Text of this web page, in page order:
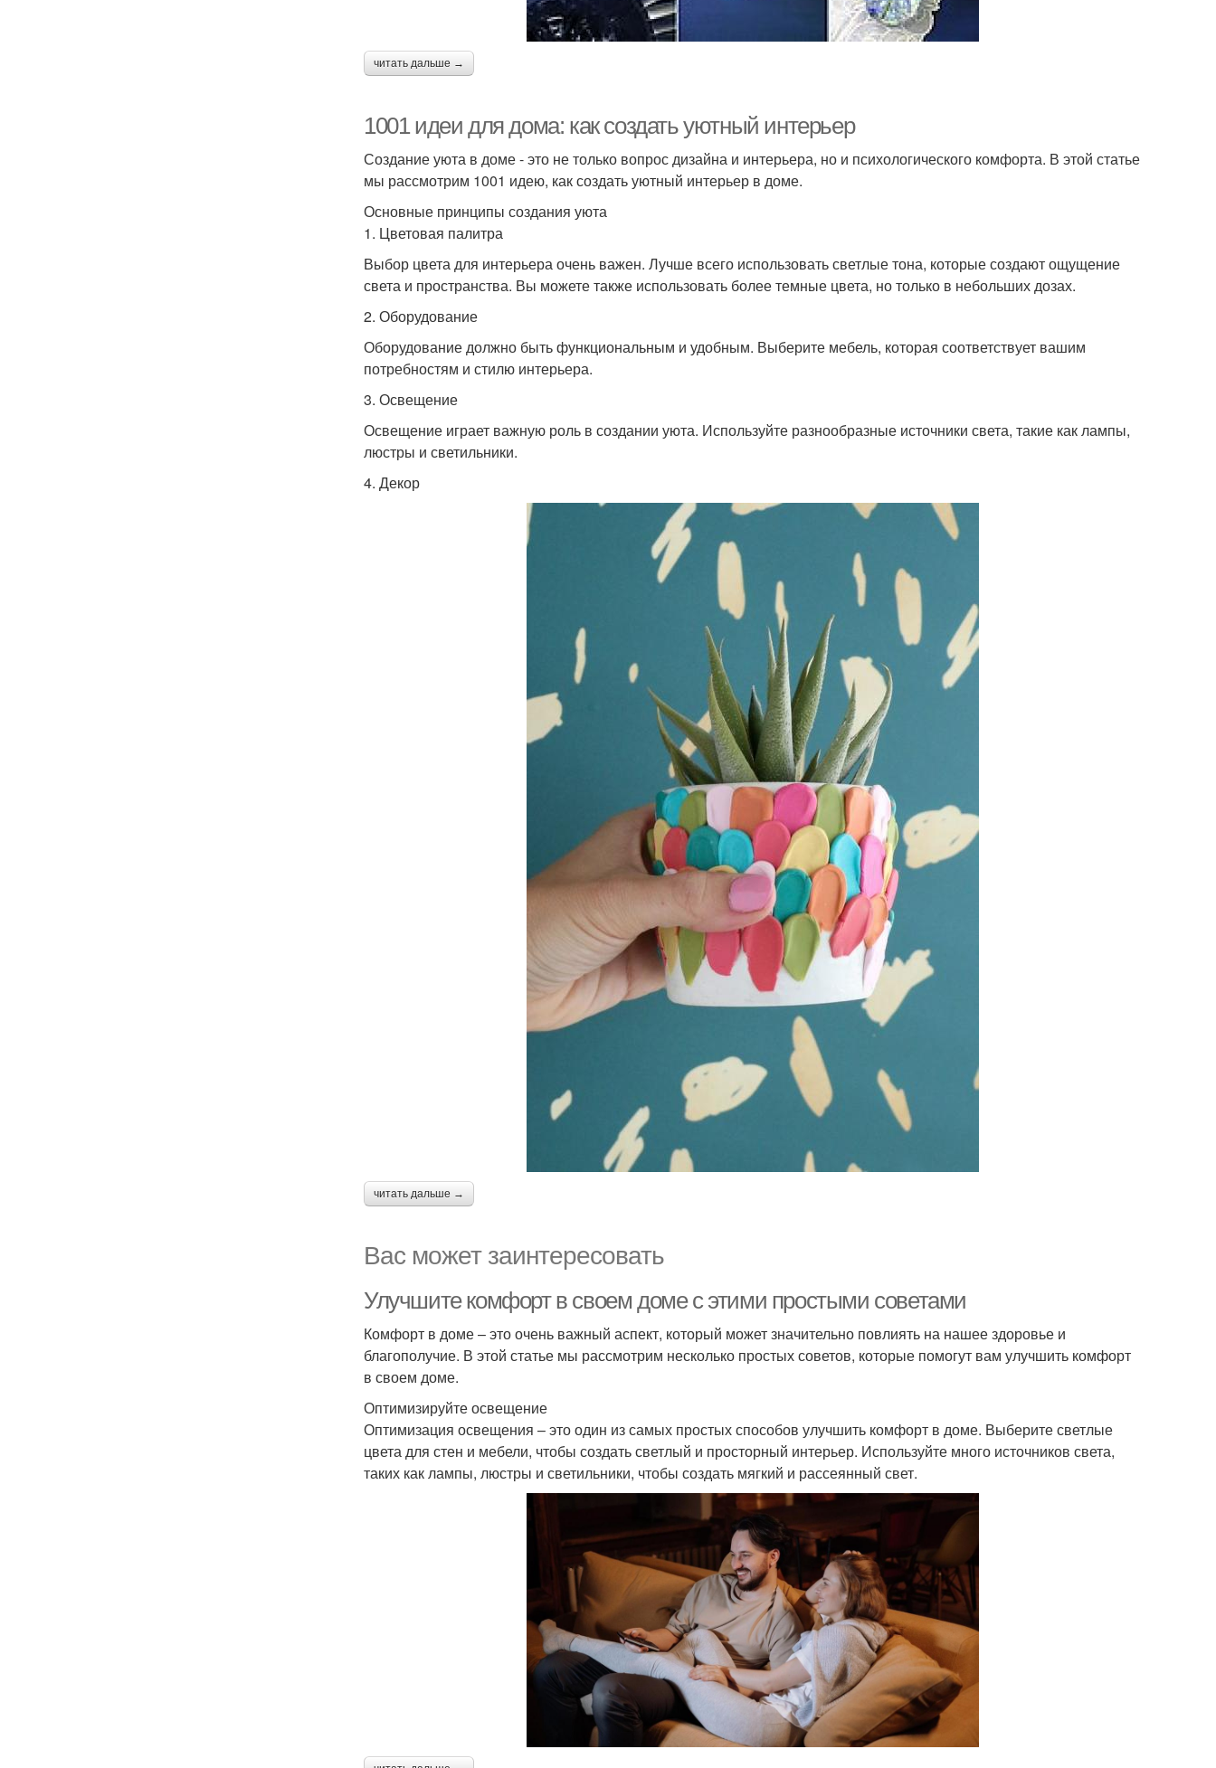
читать дальше →
1001 идеи для дома: как создать уютный интерьер
Создание уюта в доме - это не только вопрос дизайна и интерьера, но и психологического комфорта. В этой статье
мы рассмотрим 1001 идею, как создать уютный интерьер в доме.
Основные принципы создания уюта
1. Цветовая палитра
Выбор цвета для интерьера очень важен. Лучше всего использовать светлые тона, которые создают ощущение
света и пространства. Вы можете также использовать более темные цвета, но только в небольших дозах.
2. Оборудование
Оборудование должно быть функциональным и удобным. Выберите мебель, которая соответствует вашим
потребностям и стилю интерьера.
3. Освещение
Освещение играет важную роль в создании уюта. Используйте разнообразные источники света, такие как лампы,
люстры и светильники.
4. Декор
читать дальше →
Вас может заинтересовать
Улучшите комфорт в своем доме с этими простыми советами
Комфорт в доме – это очень важный аспект, который может значительно повлиять на нашее здоровье и
благополучие. В этой статье мы рассмотрим несколько простых советов, которые помогут вам улучшить комфорт
в своем доме.
Оптимизируйте освещение
Оптимизация освещения – это один из самых простых способов улучшить комфорт в доме. Выберите светлые
цвета для стен и мебели, чтобы создать светлый и просторный интерьер. Используйте много источников света,
таких как лампы, люстры и светильники, чтобы создать мягкий и рассеянный свет.